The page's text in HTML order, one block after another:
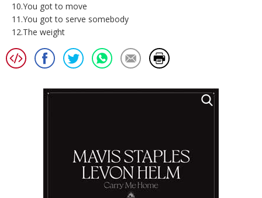
10.You got to move
11.You got to serve somebody
12.The weight